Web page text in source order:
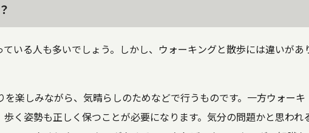
いる人も多いでしょう。しかし、ウォーキングと散歩には違いがあ
楽しみながら、気晴らしのためなどで行うものです。一方ウォーキ
く姿勢も正しく保つことが必要になります。気分の問題かと思われ